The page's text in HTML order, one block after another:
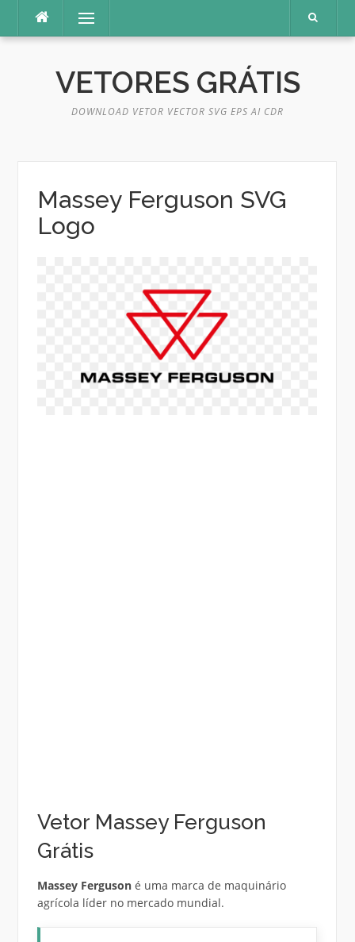
o
Menu
VETORES GRÁTIS
DOWNLOAD VETOR VECTOR SVG EPS AI CDR
Massey Ferguson SVG
Logo
Vetor Massey Ferguson
Grátis
Massey Fergusoné uma marca de maquinário
agrícola líder no mercado mundial.